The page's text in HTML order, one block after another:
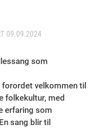
09.09.2024
som
forordet velkommen til
folkekultur, med
erfaring som
sang blir til